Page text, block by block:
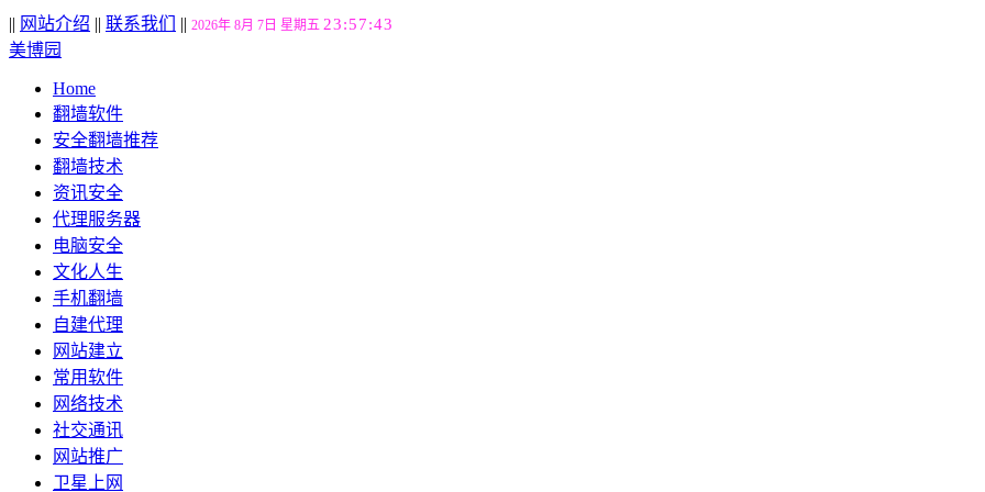
|| 网站介绍 || 联系我们 || 2026年 8月 7日 星期五 23:57:44
美博园
Home
翻墙软件
安全翻墙推荐
翻墙技术
资讯安全
代理服务器
电脑安全
文化人生
手机翻墙
自建代理
网站建立
常用软件
网络技术
社交通讯
网站推广
卫星上网